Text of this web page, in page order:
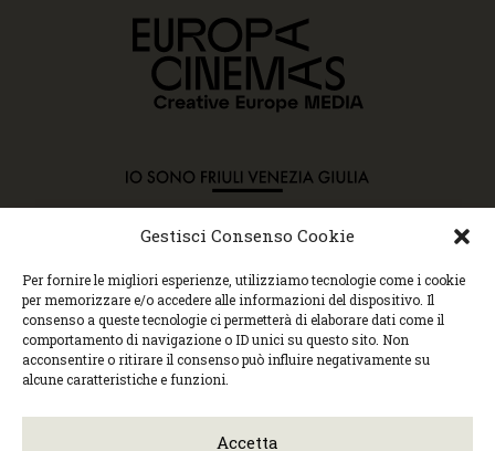
Gestisci Consenso Cookie
Per fornire le migliori esperienze, utilizziamo tecnologie come i cookie
per memorizzare e/o accedere alle informazioni del dispositivo. Il
consenso a queste tecnologie ci permetterà di elaborare dati come il
comportamento di navigazione o ID unici su questo sito. Non
acconsentire o ritirare il consenso può influire negativamente su
alcune caratteristiche e funzioni.
Accetta
Copyright © 2015 Cec, Tutti i diritti riservati. Nessun
contenuto può essere copiato o manipolato. Accedendo al
sito approvi la Policy sulla privacy e la Policy sui
contenuti.
Centro espressioni cinematografiche, via Villalta, 24 |
33100 Udine | tel. 0432 299545 | P.Iva 01295290306 |
cec@cecudine.org
504240